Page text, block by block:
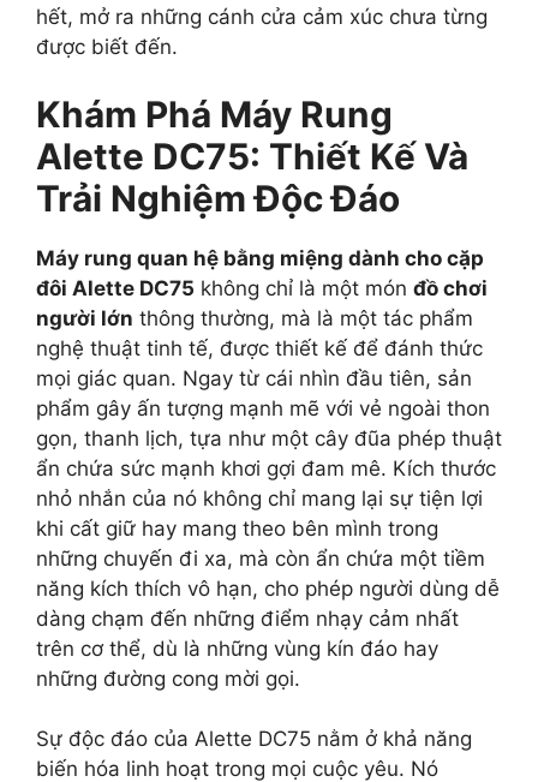
hết, mở ra những cánh cửa cảm xúc chưa từng
được biết đến.
Khám Phá Máy Rung
Alette DC75: Thiết Kế Và
Trải Nghiệm Độc Đáo
Máy rung quan hệ bằng miệng dành cho cặp
đôi Alette DC75 không chỉ là một món đồ chơi
người lớn thông thường, mà là một tác phẩm
nghệ thuật tinh tế, được thiết kế để đánh thức
mọi giác quan. Ngay từ cái nhìn đầu tiên, sản
phẩm gây ấn tượng mạnh mẽ với vẻ ngoài thon
gọn, thanh lịch, tựa như một cây đũa phép thuật
ẩn chứa sức mạnh khơi gợi đam mê. Kích thước
nhỏ nhắn của nó không chỉ mang lại sự tiện lợi
khi cất giữ hay mang theo bên mình trong
những chuyến đi xa, mà còn ẩn chứa một tiềm
năng kích thích vô hạn, cho phép người dùng dễ
dàng chạm đến những điểm nhạy cảm nhất
trên cơ thể, dù là những vùng kín đáo hay
những đường cong mời gọi.
Sự độc đáo của Alette DC75 nằm ở khả năng
biến hóa linh hoạt trong mọi cuộc yêu. Nó